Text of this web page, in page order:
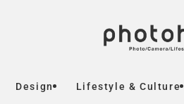
Design Lifestyle & Culture